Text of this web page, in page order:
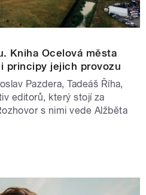
Kniha Ocelová města
principy jejich provozu
Pazdera, Tadeáš Říha,
editorů, který stojí za
s nimi vede Alžběta